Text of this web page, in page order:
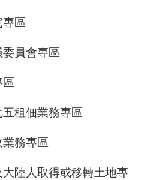
專區
委員會專區
區
五租佃業務專區
業務專區
大陸人取得或移轉土地專